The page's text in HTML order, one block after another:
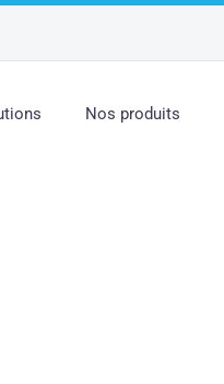
Nos produits